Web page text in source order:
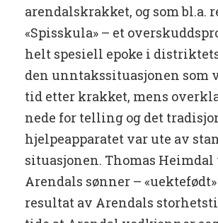
arendalskrakket, og som bl.a.
«Spisskula» – et
helt spesiell epoke i
den unntakssituasjonen som
tid etter krakket, mens
nede for telling og det
hjelpeapparatet var ute av
situasjonen. Thomas Heimdal
Arendals sønner –
resultat av Arendals